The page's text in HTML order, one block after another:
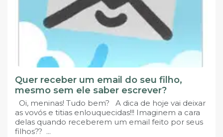
Quer receber um email do seu filho,
mesmo sem ele saber escrever?
Oi, meninas! Tudo bem? A dica de hoje vai deixar
as vovós e titias enlouquecidas!!! Imaginem a cara
delas quando receberem um email feito por seus
filhos?? ...